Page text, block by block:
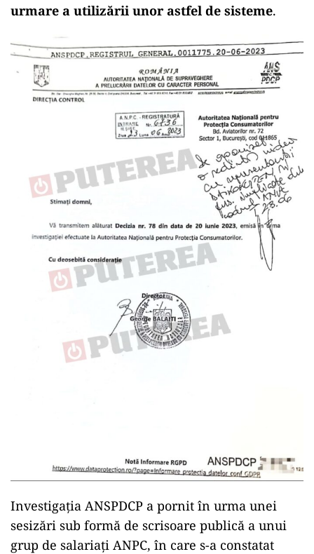
urmare a utilizării unor astfel de sisteme.
Investigația ANSPDCP a pornit în urma unei
sesizări sub formă de scrisoare publică a unui
grup de salariați ANPC, în care s-a constatat